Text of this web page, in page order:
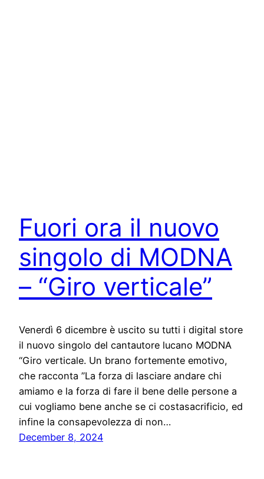
Fuori ora il nuovo
singolo di MODNA
– “Giro verticale”
Venerdì 6 dicembre è uscito su tutti i digital store
il nuovo singolo del cantautore lucano MODNA
“Giro verticale. Un brano fortemente emotivo,
che racconta ’’La forza di lasciare andare chi
amiamo e la forza di fare il bene delle persone a
cui vogliamo bene anche se ci costasacrificio, ed
infine la consapevolezza di non…
December 8, 2024